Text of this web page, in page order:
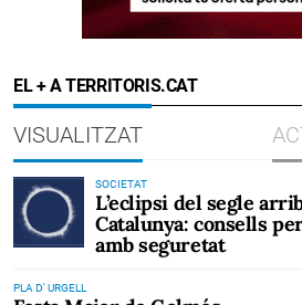
EL + A TERRITORIS.CAT
VISUALITZAT
SOCIETAT
L’eclipsi del segle
Catalunya: consells
amb seguretat
PLA D' URGELL